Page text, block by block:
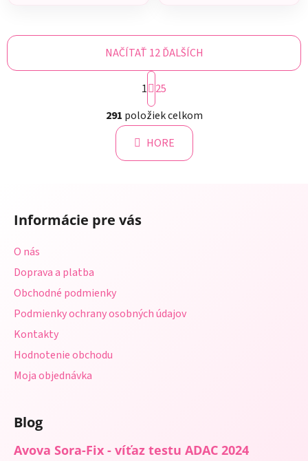
O
v
l
á
d
v
NAČÍTAŤ 12 ĎALŠÍCH
S
t
r
á
n
k
1
25
291 položiek celkom
HORE
Informácie pre vás
O nás
Doprava a platba
Obchodné podmienky
Podmienky ochrany osobných údajov
Kontakty
Hodnotenie obchodu
Moja objednávka
Blog
Avova Sora-Fix - víťaz testu ADAC 2024